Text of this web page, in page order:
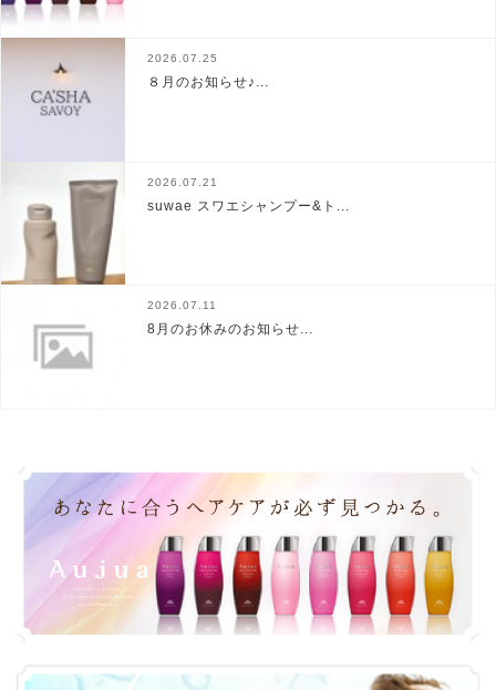
2026.07.25
８月のお知らせ♪...
2026.07.21
suwae スワエシャンプー&ト...
2026.07.11
8月のお休みのお知らせ...